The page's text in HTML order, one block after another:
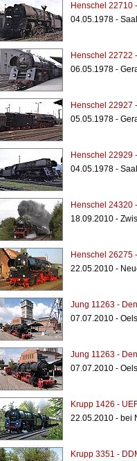
Henschel 22710
04.05.1978 -
Henschel 22722
06.05.1978 -
Henschel 22927
05.05.1978 -
Henschel 22929
04.05.1978 -
Henschel 24320
18.09.2010 -
Henschel 26275
22.05.2010 -
Jung 11263 -
07.07.2010 -
Jung 11263 -
07.07.2010 -
Krupp 1426 -
22.05.2010 - bei
Krupp 3351 -